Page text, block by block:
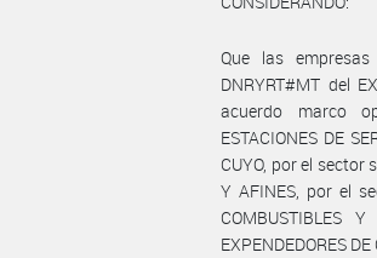
Que las
DNRYRT#MT del
acuerdo marco
ESTACIONES DE
CUYO, por el sector
Y AFINES, por el
COMBUSTIBLES
EXPENDEDORES